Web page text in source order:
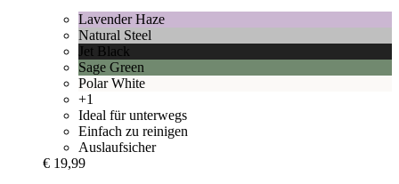
Lavender Haze
Natural Steel
Jet Black
Sage Green
Polar White
+1
Ideal für unterwegs
Einfach zu reinigen
Auslaufsicher
€ 19,99